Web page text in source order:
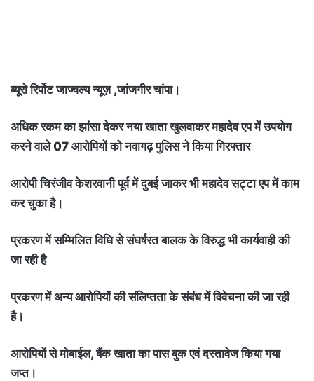
ब्यूरो रिर्पोट जाज्वल्य न्यूज़ ,जांजगीर चांपा।
अधिक रकम का झांसा देकर नया खाता खुलवाकर महादेव एप में उपयोग
करने वाले 07 आरोपियों को नवागढ़ पुलिस ने किया गिरफ्तार
आरोपी चिरंजीव केशरवानी पूर्व में दुबई जाकर भी महादेव सट्टा एप में काम
कर चुका है।
प्रकरण में सम्मिलित विधि से संघर्षरत बालक के विरुद्ध भी कार्यवाही की
जा रही है
प्रकरण में अन्य आरोपियों की संलिप्तता के संबंध में विवेचना की जा रही
है।
आरोपियों से मोबाईल, बैंक खाता का पास बुक एवं दस्तावेज किया गया
जप्त।